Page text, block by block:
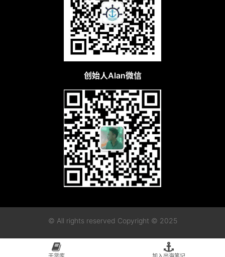
创始人Alan微信
© All rights reserved Copyright © 2025
粤ICP备2023115955号-1 粤公网安备44010402003128